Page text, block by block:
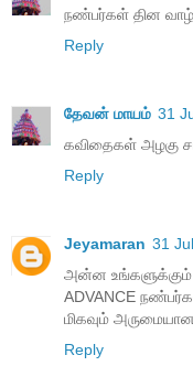
நண்பர்கள் தின
Reply
தேவன் மாயம் 31
கவிதைகள் அழகு
Reply
Jeyamaran 31
அன்ன உங்களுக்கும்
ADVANCE
மிகவும்
Reply